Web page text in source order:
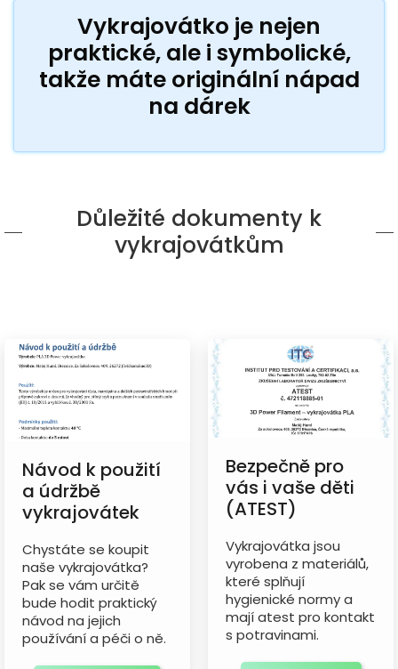
Vykrajovátko je nejen
praktické, ale i symbolické,
takže máte originální nápad
na dárek
Důležité dokumenty k
vykrajovátkům
Návod k použití
a údržbě
vykrajovátek
Chystáte se koupit
naše vykrajovátka?
Pak se vám určitě
bude hodit praktický
návod na jejich
používání a péči o ně.
Bezpečně pro
vás i vaše děti
(ATEST)
Vykrajovátka jsou
vyrobena z materiálů,
které splňují
hygienické normy a
mají atest pro kontakt
s potravinami.